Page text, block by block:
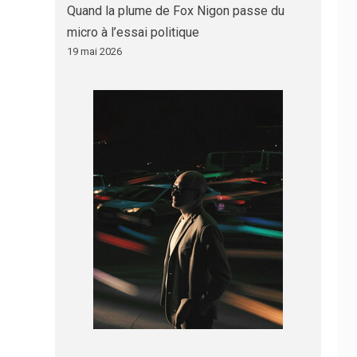
Quand la plume de Fox Nigon passe du
micro à l’essai politique
19 mai 2026